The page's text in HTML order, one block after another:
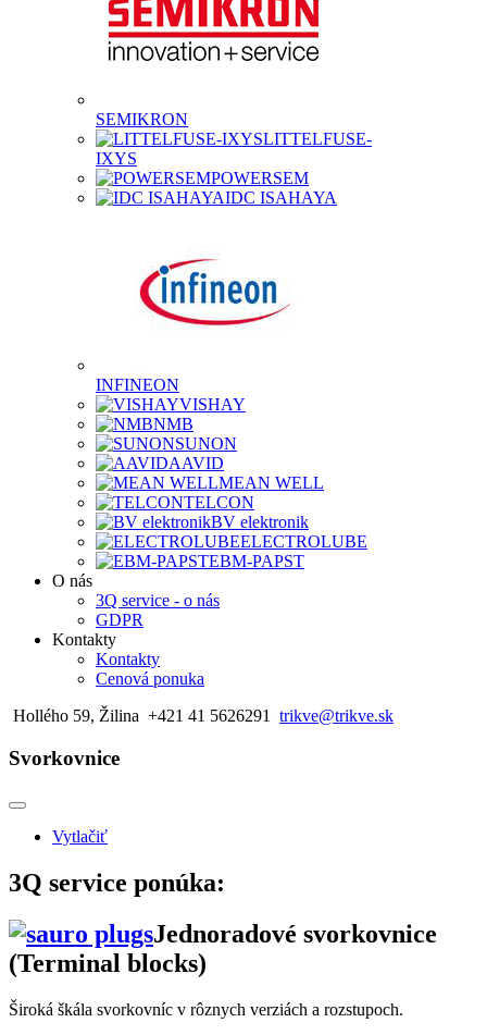
SEMIKRON
LITTELFUSE-
IXYS
POWERSEM
IDC ISAHAYA
INFINEON
VISHAY
NMB
SUNON
AAVID
MEAN WELL
TELCON
BV elektronik
ELECTROLUBE
EBM-PAPST
O nás
3Q service - o nás
GDPR
Kontakty
Kontakty
Cenová ponuka
Hollého 59, Žilina +421 41 5626291 trikve@trikve.sk
Svorkovnice
Vytlačiť
3Q service ponúka:
Jednoradové svorkovnice
(Terminal blocks)
Široká škála svorkovníc v rôznych verziách a rozstupoch.